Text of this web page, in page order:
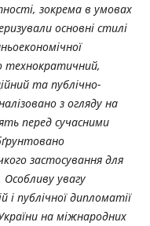
зокрема в умовах
основні стилі
технократичний,
та публічно-
з огляду на
перед сучасними
застосування для
увагу
і публічної дипломатії
на міжнародних